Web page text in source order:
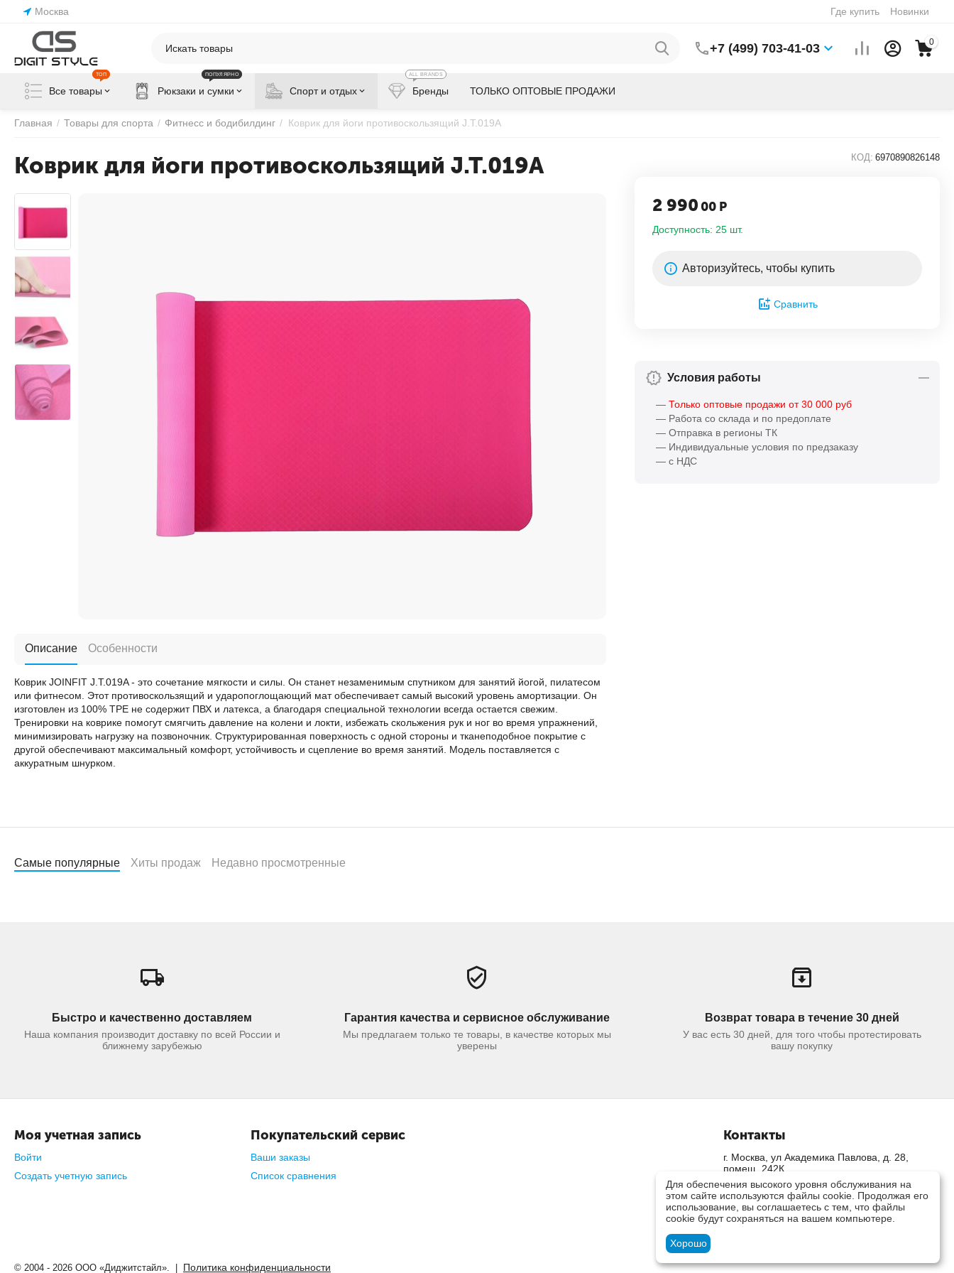
Москва Где купить Новинки
+7 (499) 703-41-03 0
Все товары
ТОП
Рюкзаки и сумки
ПОПУЛЯРНО
Спорт и отдых Бренды
ALL BRANDS
ТОЛЬКО ОПТОВЫЕ ПРОДАЖИ
Главная / Товары для спорта / Фитнесс и бодибилдинг / Коврик для йоги противоскользящий J.T.019A
Коврик для йоги противоскользящий J.T.019A КОД: 6970890826148
2 990 00 Р
Доступность: 25 шт.
Авторизуйтесь, чтобы купить
Сравнить
Условия работы
— Только оптовые продажи от 30 000 руб
— Работа со склада и по предоплате
— Отправка в регионы ТК
— Индивидуальные условия по предзаказу
— с НДС
Описание Особенности
Коврик JOINFIT J.T.019A - это сочетание мягкости и силы. Он станет незаменимым спутником для занятий йогой, пилатесом
или фитнесом. Этот противоскользящий и ударопоглощающий мат обеспечивает самый высокий уровень амортизации. Он
изготовлен из 100% TPE не содержит ПВХ и латекса, а благодаря специальной технологии всегда остается свежим.
Тренировки на коврике помогут смягчить давление на колени и локти, избежать скольжения рук и ног во время упражнений,
минимизировать нагрузку на позвоночник. Структурированная поверхность с одной стороны и тканеподобное покрытие с
другой обеспечивают максимальный комфорт, устойчивость и сцепление во время занятий. Модель поставляется с
аккуратным шнурком.
Самые популярные Хиты продаж Недавно просмотренные
Быстро и качественно доставляем
Наша компания производит доставку по всей России и
ближнему зарубежью
Гарантия качества и сервисное обслуживание
Мы предлагаем только те товары, в качестве которых мы
уверены
Возврат товара в течение 30 дней
У вас есть 30 дней, для того чтобы протестировать
вашу покупку
Моя учетная запись
Войти
Создать учетную запись
Покупательский сервис
Ваши заказы
Список сравнения
Контакты
г. Москва, ул Академика Павлова, д. 28,
помещ. 242К
+7 (499) 703-41-03
Пн-Вс 9.00 - 18.00
sales@digit-style.ru
Посмотреть на карте
© 2004 - 2026 ООО «Диджитстайл». | Политика конфиденциальности
Для обеспечения высокого уровня обслуживания на
этом сайте используются файлы cookie. Продолжая его
использование, вы соглашаетесь с тем, что файлы
cookie будут сохраняться на вашем компьютере.
Хорошо